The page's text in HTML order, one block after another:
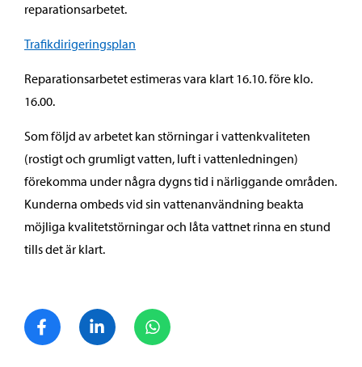
reparationsarbetet.
Trafikdirigeringsplan
Reparationsarbetet estimeras vara klart 16.10. före klo.
16.00.
Som följd av arbetet kan störningar i vattenkvaliteten
(rostigt och grumligt vatten, luft i vattenledningen)
förekomma under några dygns tid i närliggande områden.
Kunderna ombeds vid sin vattenanvändning beakta
möjliga kvalitetstörningar och låta vattnet rinna en stund
tills det är klart.
Dela på FacebookDela på LinkedIn